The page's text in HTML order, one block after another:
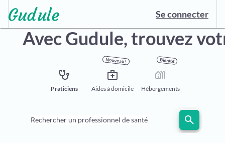
Se connecter
Avec Gudule,trouvez
stethoscope
Praticiens
Nouveau !
medical_services
Aides à domicile
Bientôt
holiday_village
Hébergements
Rechercher un professionnel de santé search